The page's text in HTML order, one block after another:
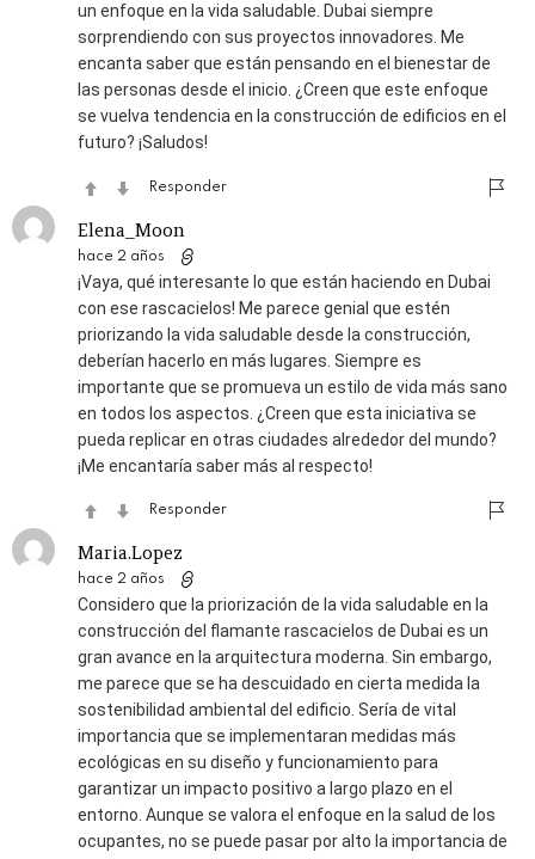
un enfoque en la vida saludable. Dubai siempre
sorprendiendo con sus proyectos innovadores. Me
encanta saber que están pensando en el bienestar de
las personas desde el inicio. ¿Creen que este enfoque
se vuelva tendencia en la construcción de edificios en el
futuro? ¡Saludos!
Responder
Elena_Moon
hace 2 años
¡Vaya, qué interesante lo que están haciendo en Dubai
con ese rascacielos! Me parece genial que estén
priorizando la vida saludable desde la construcción,
deberían hacerlo en más lugares. Siempre es
importante que se promueva un estilo de vida más sano
en todos los aspectos. ¿Creen que esta iniciativa se
pueda replicar en otras ciudades alrededor del mundo?
¡Me encantaría saber más al respecto!
Responder
Maria.Lopez
hace 2 años
Considero que la priorización de la vida saludable en la
construcción del flamante rascacielos de Dubai es un
gran avance en la arquitectura moderna. Sin embargo,
me parece que se ha descuidado en cierta medida la
sostenibilidad ambiental del edificio. Sería de vital
importancia que se implementaran medidas más
ecológicas en su diseño y funcionamiento para
garantizar un impacto positivo a largo plazo en el
entorno. Aunque se valora el enfoque en la salud de los
ocupantes, no se puede pasar por alto la importancia de